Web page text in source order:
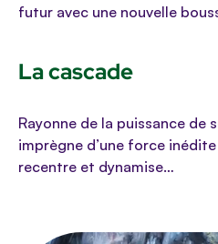
futur avec une nouvelle
La cascade
Rayonne de la puissance de
imprègne d’une force
recentre et dynamise…